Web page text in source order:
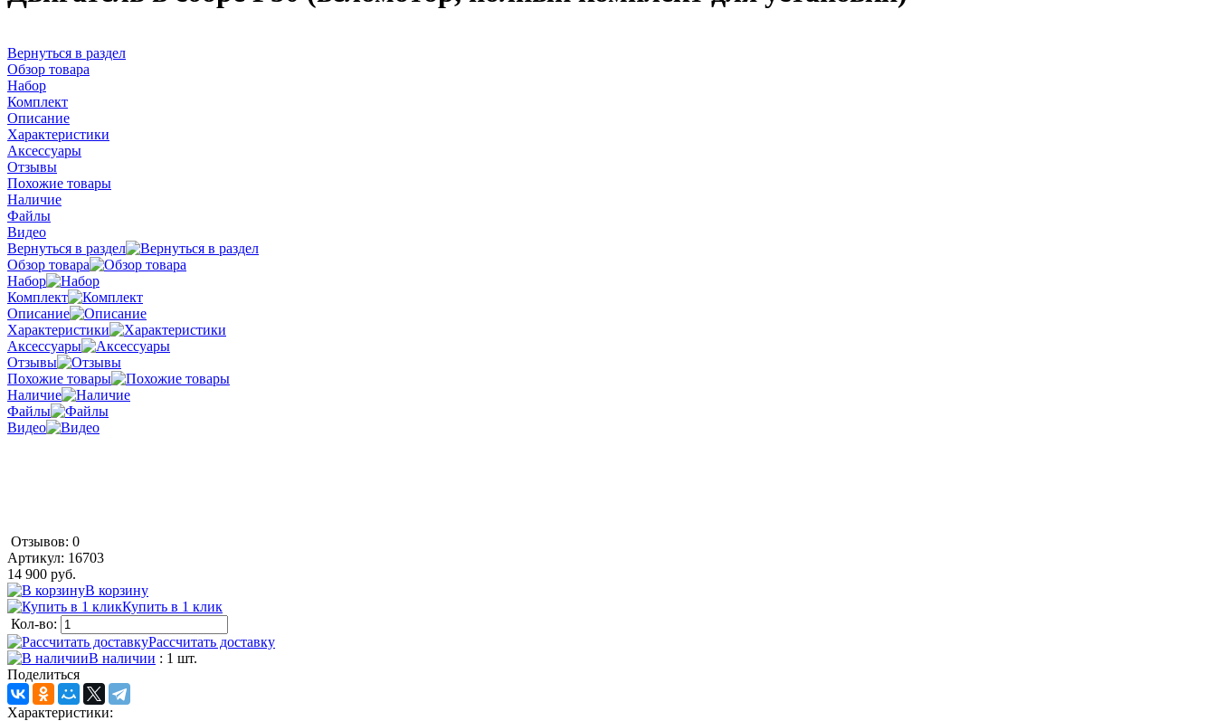
Вернуться в раздел
Обзор товара
Набор
Комплект
Описание
Характеристики
Аксессуары
Отзывы
Похожие товары
Наличие
Файлы
Видео
Вернуться в раздел
Обзор товара
Набор
Комплект
Описание
Характеристики
Аксессуары
Отзывы
Похожие товары
Наличие
Файлы
Видео
Отзывов: 0
Артикул: 16703
14 900 руб.
В корзину
Купить в 1 клик
Кол-во:
Рассчитать доставку
В наличии : 1 шт.
Поделиться
Характеристики: